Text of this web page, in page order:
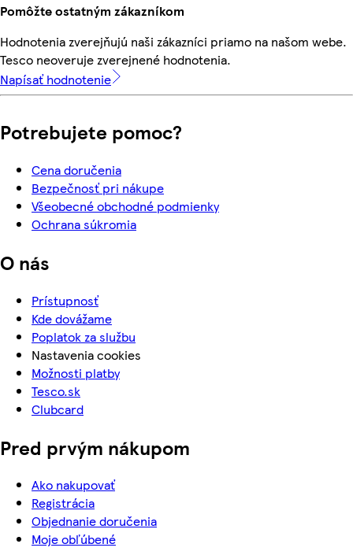
Pomôžte ostatným zákazníkom
Hodnotenia zverejňujú naši zákazníci priamo na našom webe.
Tesco neoveruje zverejnené hodnotenia.
Napísať hodnotenie
Potrebujete pomoc?
Cena doručenia
Bezpečnosť pri nákupe
Všeobecné obchodné podmienky
Ochrana súkromia
O nás
Prístupnosť
Kde dovážame
Poplatok za službu
Nastavenia cookies
Možnosti platby
Tesco.sk
Clubcard
Pred prvým nákupom
Ako nakupovať
Registrácia
Objednanie doručenia
Moje obľúbené